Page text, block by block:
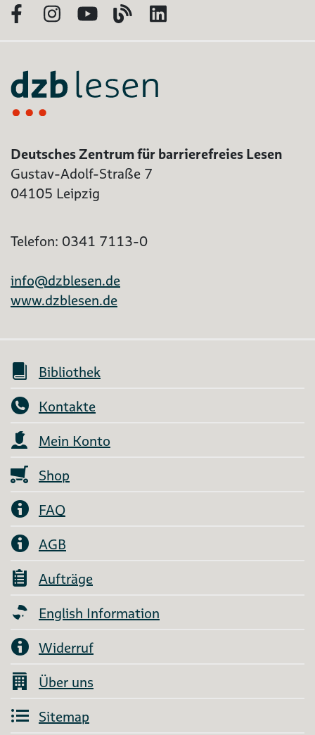
FacebookInstagram
YouTubeBlog
Deutsches Zentrum für barrierefreies Lesen
Gustav-Adolf-Straße 7
04105 Leipzig
Telefon: 0341 7113-0
info@dzblesen.de
www.dzblesen.de
Bibliothek
Kontakte
Mein Konto
Shop
FAQ
AGB
Aufträge
English Information
Widerruf
Über uns
Sitemap